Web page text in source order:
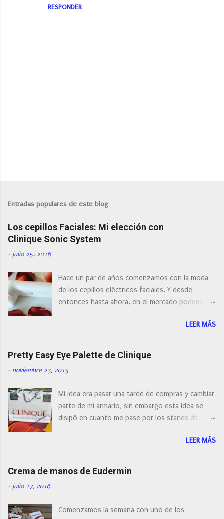
RESPONDER
l
a
r
u
n
o
m
e
n
t
a
o
Entradas populares de este blog
Los cepillos Faciales: Mi elección con
Clinique Sonic System
- julio 25, 2016
Hace un par de años comenzamos con la moda
de los cepillos eléctricos faciales. Y desde
entonces hasta ahora, en el mercado podemos
con diferentes características, a pilas, a batería,
cepillos de rotación o de oscilación... y
naturalmente de todos los precios. Existe en la
actualidad tal variedad, que antes de hacer la
compra debemos de hacernos unas preguntas:
post os voy a dar mi opinión de porque elegí mi
cepillo facial de Clinique
LEER MÁS
Pretty Easy Eye Palette de Clinique
- noviembre 23, 2015
Mi idea era pasar una tarde de compras y cambiar
parte de mi armario, sin embargo esta idea se
disipó en cuanto me pase por los stands de
resistirse a esta paleta de colores de Clinique.
LEER MÁS
Crema de manos de Eudermin
- julio 17, 2016
Comenzamos la semana con uno de los